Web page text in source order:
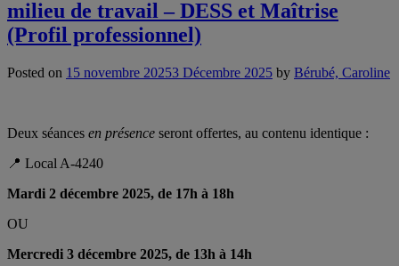
milieu de travail – DESS et Maîtrise
(Profil professionnel)
Posted on 15 novembre 20253 Décembre 2025 by Bérubé, Caroline
Deux séances en présence seront offertes, au contenu identique :
📍 Local A-4240
Mardi 2 décembre 2025, de 17h à 18h
OU
Mercredi 3 décembre 2025, de 13h à 14h